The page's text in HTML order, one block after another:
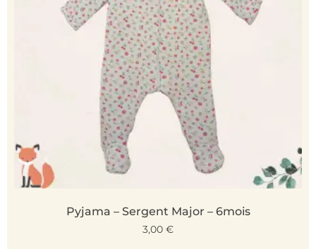
Pyjama – Sergent Major – 6mois
3,00 €